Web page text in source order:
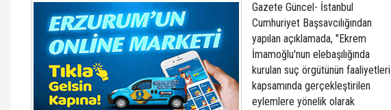
Gazete Güncel- İstanbul
Cumhuriyet Başsavcılığından
yapılan açıklamada, "Ekrem
İmamoğlu'nun elebaşılığında
kurulan suç örgütünün faaliyetleri
kapsamında gerçekleştirilen
eylemlere yönelik olarak